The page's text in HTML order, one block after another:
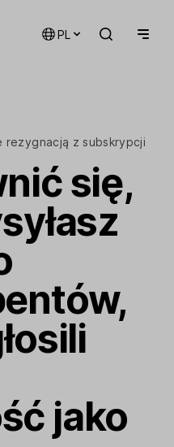
PL
rezygnacją z subskrypcji
się,
jako